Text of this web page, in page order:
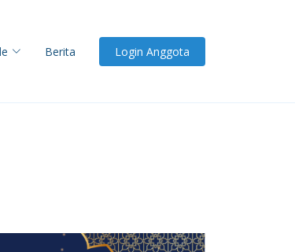
Berita Login Anggota